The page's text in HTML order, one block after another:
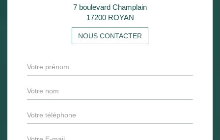
7 boulevard Champlain
17200 ROYAN
NOUS CONTACTER